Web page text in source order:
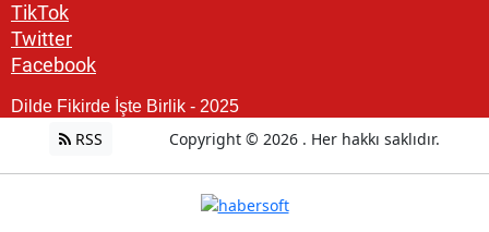
TikTok
Twitter
Facebook
Dilde Fikirde İşte Birlik - 2025
RSS Copyright © 2026 . Her hakkı saklıdır.